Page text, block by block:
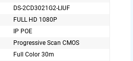
DS-2CD3021G2-LIUF
FULL HD 1080P
IP POE
Progressive Scan CMOS
Full Color 30m